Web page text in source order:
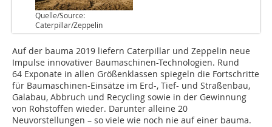
Quelle/Source:
Caterpillar/Zeppelin
A‌uf der bauma 2019 liefern Caterpillar und Zeppelin neue
Impulse innovativer Baumaschinen-Technologien. Rund
64 Exponate in allen Größenklassen spiegeln die Fortschritte
für Baumaschinen-Einsätze im Erd-, Tief- und Straßenbau,
Galabau, Abbruch und Recycling sowie in der Gewinnung
von Rohstoffen wieder. Darunter alleine 20
Neuvorstellungen – so viele wie noch nie auf einer bauma.